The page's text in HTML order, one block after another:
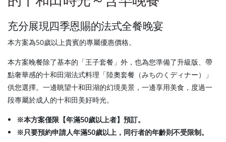
充分展現四季恩賜的法式全餐晚宴
本方案為50歲以上貴賓的專屬優惠價格。
本方案晚餐除了基本的「王子套餐」外，也為您準備了升級版、帶
點奢華感的十和田湖法式料理「陸奧套餐（みちのくディナー）」
供您選擇。一邊眺望十和田湖的幻境美景，一邊享用美食，度過一
段專屬於成人的十和田美好時光。
※本方案僅限【年滿50歲以上者】預訂。
※只要預約申請人年滿50歲以上，同行者的年齡則不受限制。